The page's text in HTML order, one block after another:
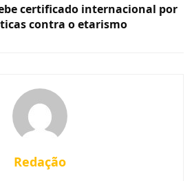
certificado internacional por
contra o etarismo
Redação